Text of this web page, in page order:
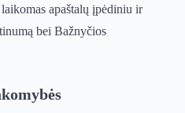
apaštalų įpėdiniu ir
bei Bažnyčios